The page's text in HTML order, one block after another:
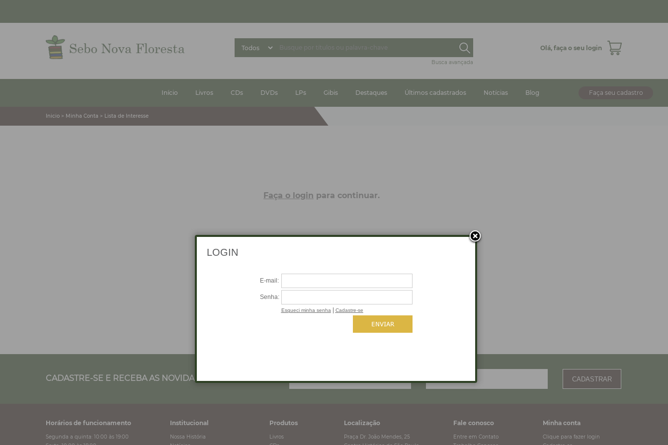
Busca avançada
Olá, faça o seu login
Faça seu cadastro
Início Livros CDs DVDs LPs Gibis Destaques Últimos cadastrados Notícias Blog
Inicio > Minha Conta > Lista de Interesse
Faça o login para continuar.
CADASTRE-SE E RECEBA AS NOVIDADES NO SEU E-MAIL CADASTRAR
Horários de funcionamento
Segunda a quinta: 10:00 às 19:00
Institucional
Nossa História
Produtos
Livros
Localização
Praça Dr. João Mendes, 25
Fale conosco
Entre em Contato
Minha conta
Clique para fazer login